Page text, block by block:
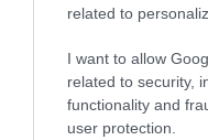
related to
I want to allow
related to security,
functionality and
user protection.